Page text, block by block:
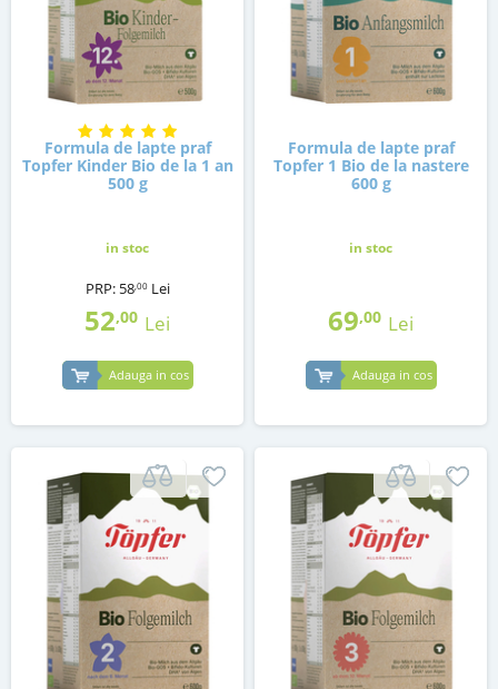
Formula de lapte praf
Topfer Kinder Bio de la 1 an
500 g
in stoc
PRP: 58,00 Lei
52,00 Lei
Adauga in cos
Formula de lapte praf
Topfer 1 Bio de la nastere
600 g
in stoc
69,00 Lei
Adauga in cos